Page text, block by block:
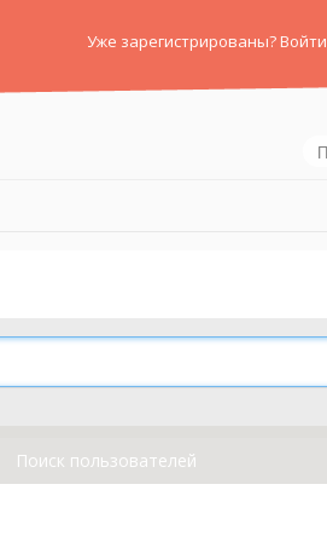
Уже зарегистрированы? Войти
Поиск пользователей